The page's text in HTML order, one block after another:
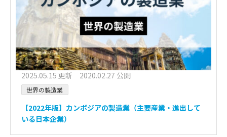
2025.05.15 更新 2020.02.27 公開
世界の製造業
【2022年版】カンボジアの製造業（主要産業・進出して
いる日本企業）